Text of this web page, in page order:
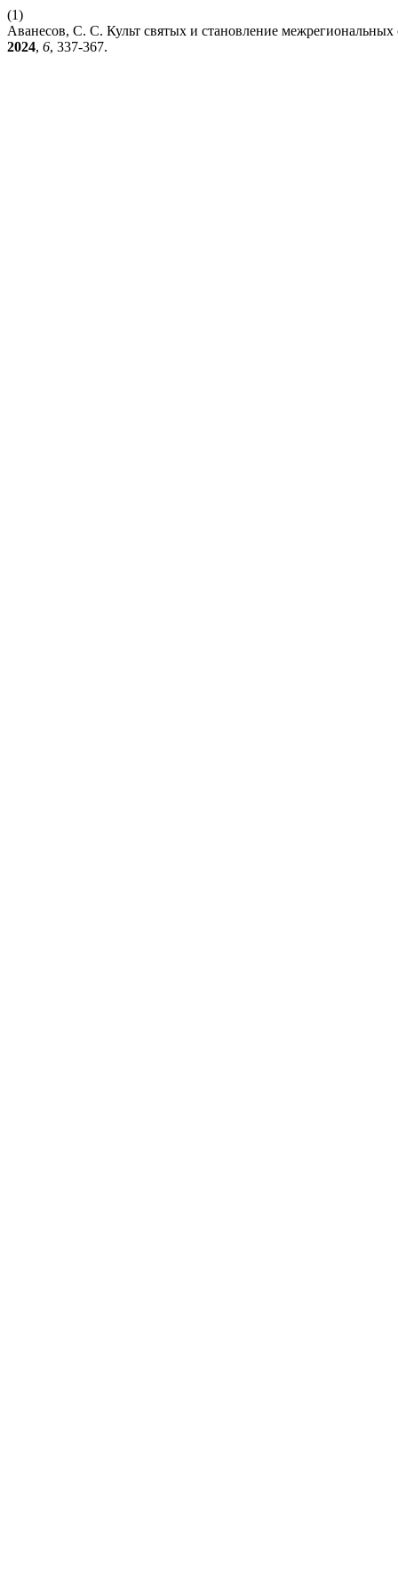
(1)
Аванесов, С. С. Культ святых и становление межрегиональных
2024, 6, 337-367.